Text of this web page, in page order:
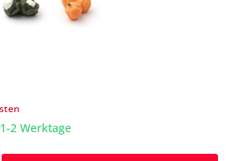
2 Werktage